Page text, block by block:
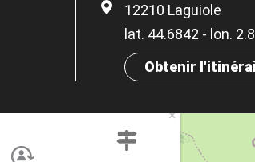
12210 Laguiole
lat. 44.6842 - lon.
Obtenir
×